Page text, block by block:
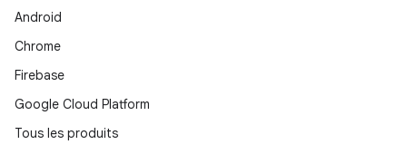
Android
Chrome
Firebase
Google Cloud Platform
Tous les produits